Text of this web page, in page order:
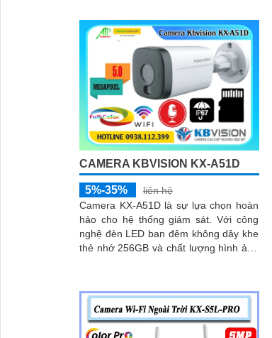
đèn cảnh báo, còi hú chống trộm, tầm
nhìn hồng ngoại 30m, khe thẻ nhớ đến
256GB cùng chuẩn chống nước IP66
camera hoạt động ổn định trong mọi
điều kiện
CAMERA KBVISION KX-A51D
5%-35%
liên hệ
Camera KX-A51D là sự lựa chọn hoàn
hảo cho hệ thống giám sát. Với công
nghệ đèn LED ban đêm không dây khe
thẻ nhớ 256GB và chất lượng hình ảnh